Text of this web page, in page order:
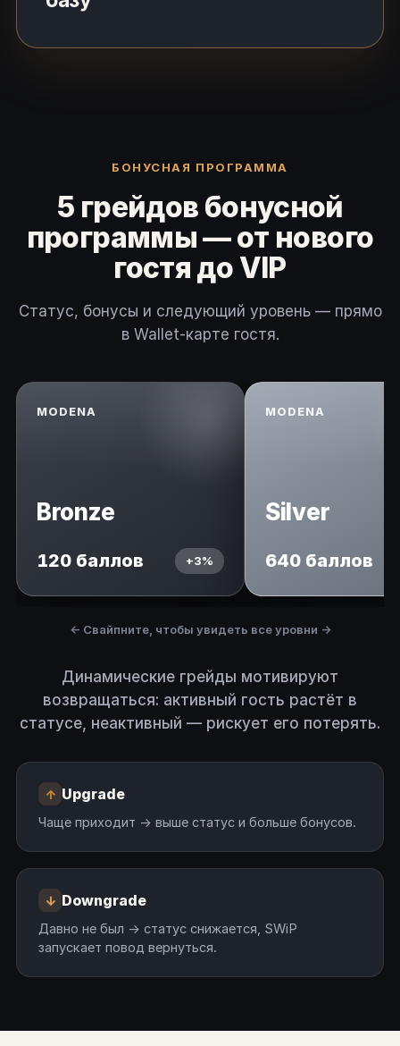
БОНУСНАЯ ПРОГРАММА
5 грейдов бонусной
программы — от нового
гостя до VIP
Статус, бонусы и следующий уровень — прямо
в Wallet-карте гостя.
MODENA
Bronze
120 баллов +3%
MODENA
Silver
640 баллов
← Свайпните, чтобы увидеть все уровни →
Динамические грейды мотивируют
возвращаться: активный гость растёт в
статусе, неактивный — рискует его потерять.
↑ Upgrade
Чаще приходит → выше статус и больше бонусов.
↓ Downgrade
Давно не был → статус снижается, SWiP
запускает повод вернуться.